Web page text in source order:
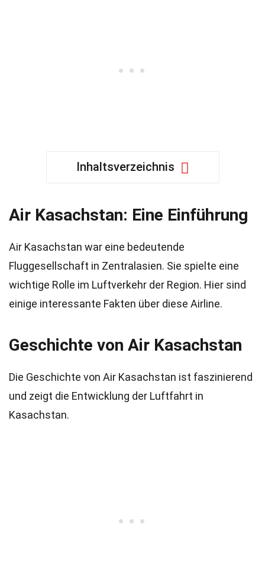
Inhaltsverzeichnis
Air Kasachstan: Eine Einführung
Air Kasachstan war eine bedeutende
Fluggesellschaft in Zentralasien. Sie spielte eine
wichtige Rolle im Luftverkehr der Region. Hier sind
einige interessante Fakten über diese Airline.
Geschichte von Air Kasachstan
Die Geschichte von Air Kasachstan ist faszinierend
und zeigt die Entwicklung der Luftfahrt in
Kasachstan.